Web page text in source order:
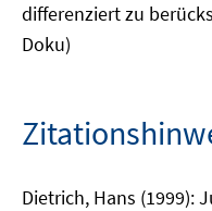
differenziert zu
Doku)
Dietrich, Hans (1999):